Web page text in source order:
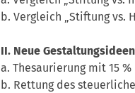
b. Vergleich „Stiftung vs.
II. Neue Gestaltungsideen
a. Thesaurierung mit 15
b. Rettung des